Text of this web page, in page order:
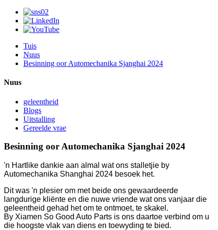
Tuis
Nuus
Besinning oor Automechanika Sjanghai 2024
Nuus
geleentheid
Blogs
Uitstalling
Gereelde vrae
Besinning oor Automechanika Sjanghai 2024
'n Hartlike dankie aan almal wat ons stalletjie by
Automechanika Shanghai 2024 besoek het.
Dit was 'n plesier om met beide ons gewaardeerde
langdurige kliënte en die nuwe vriende wat ons vanjaar die
geleentheid gehad het om te ontmoet, te skakel.
By Xiamen So Good Auto Parts is ons daartoe verbind om u
die hoogste vlak van diens en toewyding te bied.